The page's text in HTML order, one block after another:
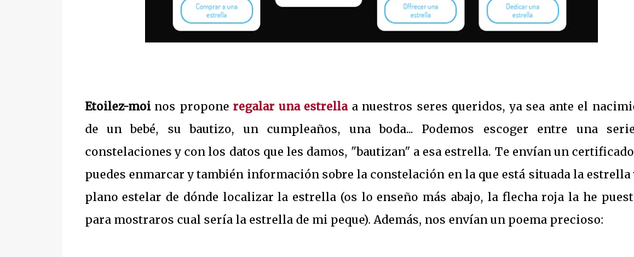
Etoilez-moinos propone regalar una estrellaa nuestros seres queridos, ya sea ante el
de un bebé, su bautizo, un cumpleaños, una boda... Podemos escoger entre una
constelaciones y con los datos que les damos, "bautizan" a esa estrella. Te envían un
puedes enmarcar y también información sobre la constelación en la que está situada la estrella
plano estelar de dónde localizar la estrella (os lo enseño más abajo, la flecha roja la he
para mostraros cual sería la estrella de mi peque). Además, nos envían un poema precioso: